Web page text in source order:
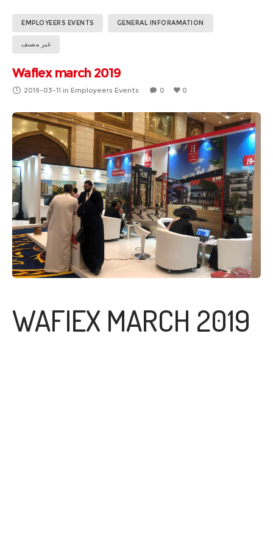
EMPLOYEERS EVENTS GENERAL INFORAMATION
غير مصنف
Wafiex march 2019
2019-03-11 in Employeers Events 0 0
WAFIEX MARCH 2019